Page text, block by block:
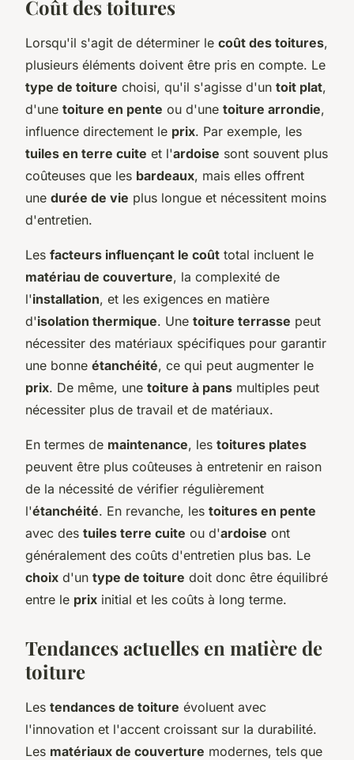
Coût des toitures
Lorsqu'il s'agit de déterminer le coût des toitures,
plusieurs éléments doivent être pris en compte. Le
type de toiture choisi, qu'il s'agisse d'un toit plat,
d'une toiture en pente ou d'une toiture arrondie,
influence directement le prix. Par exemple, les
tuiles en terre cuite et l'ardoise sont souvent plus
coûteuses que les bardeaux, mais elles offrent
une durée de vie plus longue et nécessitent moins
d'entretien.
Les facteurs influençant le coût total incluent le
matériau de couverture, la complexité de
l'installation, et les exigences en matière
d'isolation thermique. Une toiture terrasse peut
nécessiter des matériaux spécifiques pour garantir
une bonne étanchéité, ce qui peut augmenter le
prix. De même, une toiture à pans multiples peut
nécessiter plus de travail et de matériaux.
En termes de maintenance, les toitures plates
peuvent être plus coûteuses à entretenir en raison
de la nécessité de vérifier régulièrement
l'étanchéité. En revanche, les toitures en pente
avec des tuiles terre cuite ou d'ardoise ont
généralement des coûts d'entretien plus bas. Le
choix d'un type de toiture doit donc être équilibré
entre le prix initial et les coûts à long terme.
Tendances actuelles en matière de
toiture
Les tendances de toiture évoluent avec
l'innovation et l'accent croissant sur la durabilité.
Les matériaux de couverture modernes, tels que